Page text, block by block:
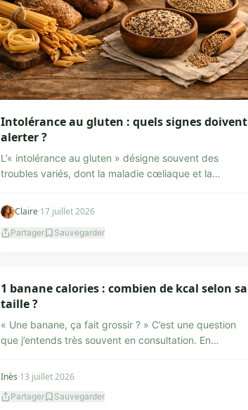
Intolérance au gluten : quels signes doivent
alerter ?
L’« intolérance au gluten » désigne souvent des
troubles variés, dont la maladie cœliaque et la
Claire·17 juillet 2026
Partager Sauvegarder
Nutrition et alimentation au quotidien
1 banane calories : combien de kcal selon sa
taille ?
« Une banane, ça fait grossir ? » C’est une question
que j’entends très souvent en consultation. En
Inès·13 juillet 2026
Partager Sauvegarder